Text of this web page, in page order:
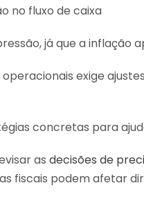
já que a inflação
exige
concretas para
as decisões de
fiscais podem afetar